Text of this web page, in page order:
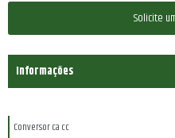
Solicite
Informações
Conversor ca cc